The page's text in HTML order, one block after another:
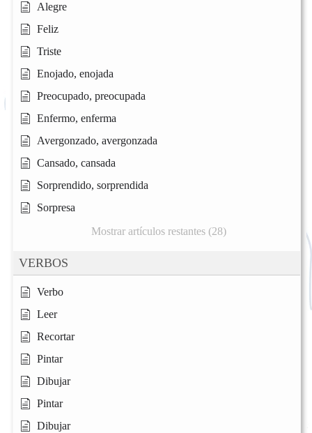
Alegre
Feliz
Triste
Enojado, enojada
Preocupado, preocupada
Enfermo, enferma
Avergonzado, avergonzada
Cansado, cansada
Sorprendido, sorprendida
Sorpresa
Mostrar artículos restantes (28)
VERBOS
Verbo
Leer
Recortar
Pintar
Dibujar
Pintar
Dibujar